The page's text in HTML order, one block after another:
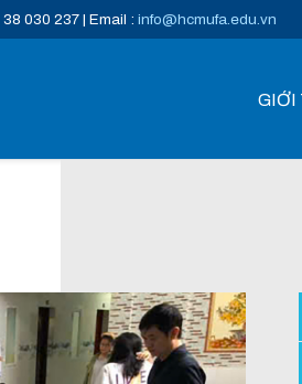
030 237 | Email : info@hcmufa.edu.vn
GIỚI